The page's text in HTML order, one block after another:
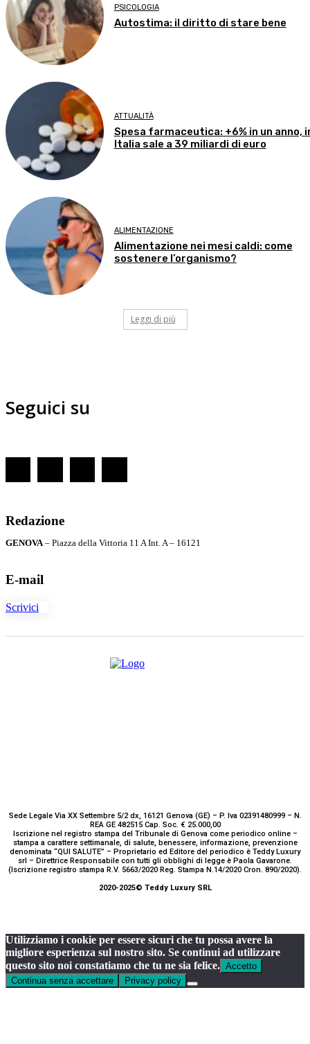
PSICOLOGIA
Autostima: il diritto di stare bene
ATTUALITÀ
Spesa farmaceutica: +6% in un anno,
Italia sale a 39 miliardi di euro
ALIMENTAZIONE
Alimentazione nei mesi caldi: come
sostenere l’organismo?
Leggi di più
Seguici su
Redazione
GENOVA – Piazza della Vittoria 11 A Int. A – 16121
E-mail
Scrivici
Sede Legale Via XX Settembre 5/2 dx, 16121 Genova (GE) – P. Iva 02391480999 – N.
REA GE 482515 Cap. Soc. € 25.000,00
Iscrizione nel registro stampa del Tribunale di Genova come periodico online –
stampa a carattere settimanale, di salute, benessere, informazione, prevenzione
denominata “QUI SALUTE” – Proprietario ed Editore del periodico è Teddy Luxury
srl – Direttrice Responsabile con tutti gli obblighi di legge è Paola Gavarone.
(Iscrizione registro stampa R.V. 5663/2020 Reg. Stampa N.14/2020 Cron. 890/2020).
2020-2025© Teddy Luxury SRL
Utilizziamo i cookie per essere sicuri che tu possa avere la
migliore esperienza sul nostro sito. Se continui ad utilizzare
questo sito noi constatiamo che tu ne sia felice. Accetto
Continua senza accettare
Privacy policy